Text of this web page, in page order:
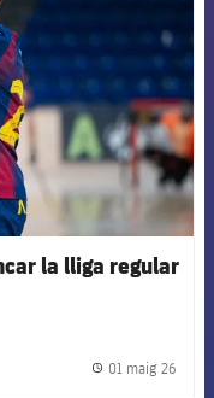
la lliga regular
01 maig 26